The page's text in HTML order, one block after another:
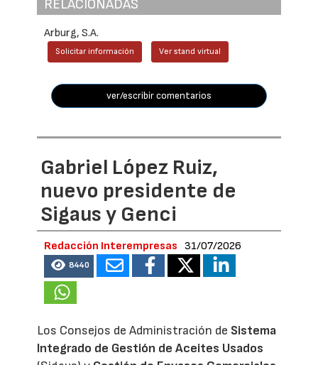
RELACIONADAS
Arburg, S.A.
Solicitar información Ver stand virtual
ver/escribir comentarios
Gabriel López Ruiz,
nuevo presidente de
Sigaus y Genci
Redacción Interempresas 31/07/2026
8440
Los Consejos de Administración de Sistema
Integrado de Gestión de Aceites Usados